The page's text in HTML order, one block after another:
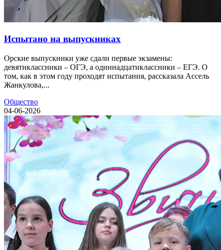
Испытано на выпускниках
Орские выпускники уже сдали первые экзамены:
девятиклассники – ОГЭ, а одиннадцатиклассники – ЕГЭ. О
том, как в этом году проходят испытания, рассказала Ассель
Жанкулова,...
Общество
04-06-2026